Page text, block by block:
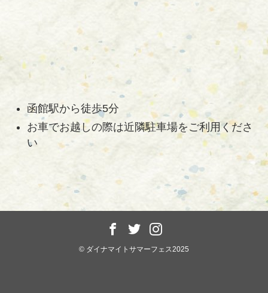
函館駅から徒歩5分
お車でお越しの際は近隣駐車場をご利用くださ
い
© ダイナマイトサマーフェス2025